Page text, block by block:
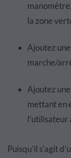
la zone
Ajoutez
marche/
Ajoutez
mettant en
l’utilisateur
Puisqu’il s’agit